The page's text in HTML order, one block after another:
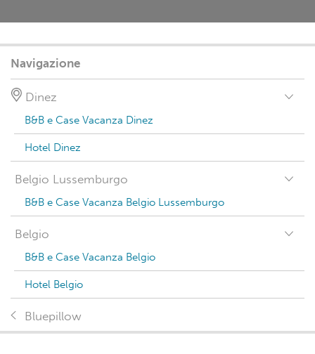
Navigazione
Dinez
B&B e Case Vacanza Dinez
Hotel Dinez
Belgio Lussemburgo
B&B e Case Vacanza Belgio Lussemburgo
Belgio
B&B e Case Vacanza Belgio
Hotel Belgio
Bluepillow